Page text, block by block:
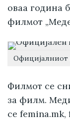
оваа година
филмот
Официјалниот
Филмот се
за филм.
се